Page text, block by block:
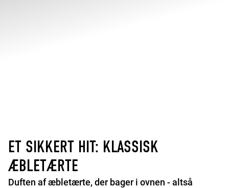
ET SIKKERT HIT: KLASSISK
ÆBLETÆRTE
Duften af æbletærte, der bager i ovnen - altså